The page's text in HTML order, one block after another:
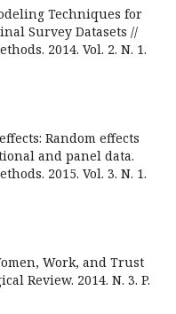
Techniques for
Survey Datasets //
2014. Vol. 2. N. 1.
Random effects
and panel data.
2015. Vol. 3. N. 1.
Work, and Trust
Review. 2014. N. 3. P.